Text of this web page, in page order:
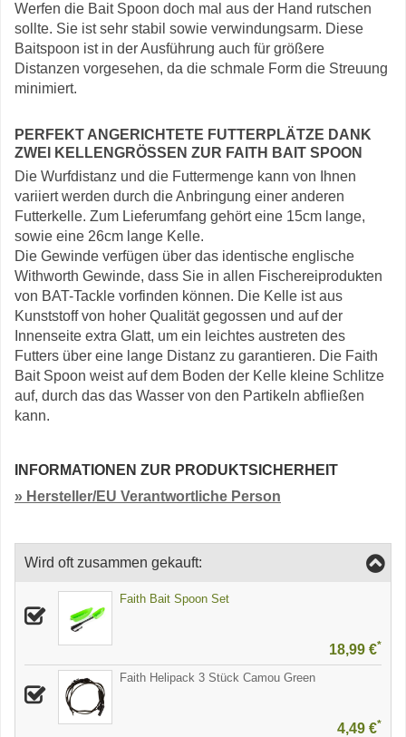
Werfen die Bait Spoon doch mal aus der Hand rutschen
sollte. Sie ist sehr stabil sowie verwindungsarm. Diese
Baitspoon ist in der Ausführung auch für größere
Distanzen vorgesehen, da die schmale Form die Streuung
minimiert.
PERFEKT ANGERICHTETE FUTTERPLÄTZE DANK
ZWEI KELLENGRÖSSEN ZUR FAITH BAIT SPOON
Die Wurfdistanz und die Futtermenge kann von Ihnen
variiert werden durch die Anbringung einer anderen
Futterkelle. Zum Lieferumfang gehört eine 15cm lange,
sowie eine 26cm lange Kelle.
Die Gewinde verfügen über das identische englische
Withworth Gewinde, dass Sie in allen Fischereiprodukten
von BAT-Tackle vorfinden können. Die Kelle ist aus
Kunststoff von hoher Qualität gegossen und auf der
Innenseite extra Glatt, um ein leichtes austreten des
Futters über eine lange Distanz zu garantieren. Die Faith
Bait Spoon weist auf dem Boden der Kelle kleine Schlitze
auf, durch das das Wasser von den Partikeln abfließen
kann.
INFORMATIONEN ZUR PRODUKTSICHERHEIT
» Hersteller/EU Verantwortliche Person
Wird oft zusammen gekauft:
Faith Bait Spoon Set
18,99 €*
Faith Helipack 3 Stück Camou Green
4,49 €*